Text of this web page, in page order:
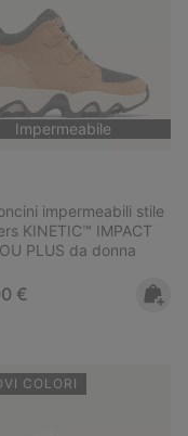
Impermeabile
impermeabili stile
KINETIC™ IMPACT
PLUS da donna
price:
€
COLORI